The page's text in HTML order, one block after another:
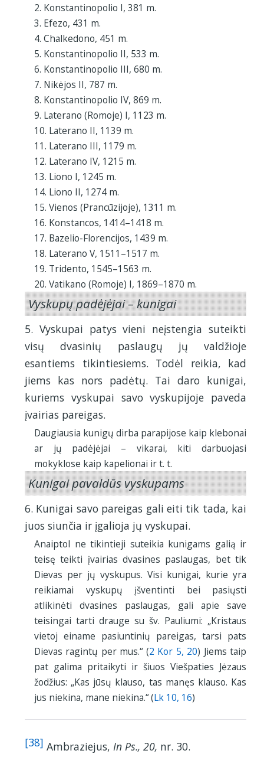
2. Konstantinopolio I, 381 m.
3. Efezo, 431 m.
4. Chalkedono, 451 m.
5. Konstantinopolio II, 533 m.
6. Konstantinopolio III, 680 m.
7. Nikėjos II, 787 m.
8. Konstantinopolio IV, 869 m.
9. Laterano (Romoje) I, 1123 m.
10. Laterano II, 1139 m.
11. Laterano III, 1179 m.
12. Laterano IV, 1215 m.
13. Liono I, 1245 m.
14. Liono II, 1274 m.
15. Vienos (Prancūzijoje), 1311 m.
16. Konstancos, 1414–1418 m.
17. Bazelio-Florencijos, 1439 m.
18. Laterano V, 1511–1517 m.
19. Tridento, 1545–1563 m.
20. Vatikano (Romoje) I, 1869–1870 m.
Vyskupų padėjėjai – kunigai
5. Vyskupai patys vieni neįstengia suteikti
visų dvasinių paslaugų jų valdžioje
esantiems tikintiesiems. Todėl reikia, kad
jiems kas nors padėtų. Tai daro kunigai,
kuriems vyskupai savo vyskupijoje paveda
įvairias pareigas.
Daugiausia kunigų dirba parapijose kaip klebonai
ar jų padėjėjai – vikarai, kiti darbuojasi
mokyklose kaip kapelionai ir t. t.
Kunigai pavaldūs vyskupams
6. Kunigai savo pareigas gali eiti tik tada, kai
juos siunčia ir įgalioja jų vyskupai.
Anaiptol ne tikintieji suteikia kunigams galią ir
teisę teikti įvairias dvasines paslaugas, bet tik
Dievas per jų vyskupus. Visi kunigai, kurie yra
reikiamai vyskupų įšventinti bei pasiųsti
atlikinėti dvasines paslaugas, gali apie save
teisingai tarti drauge su šv. Pauliumi: „Kristaus
vietoj einame pasiuntinių pareigas, tarsi pats
Dievas ragintų per mus.“ (2 Kor 5, 20) Jiems taip
pat galima pritaikyti ir šiuos Viešpaties Jėzaus
žodžius: „Kas jūsų klauso, tas manęs klauso. Kas
jus niekina, mane niekina.“ (Lk 10, 16)
[38] Ambraziejus, In Ps., 20, nr. 30.